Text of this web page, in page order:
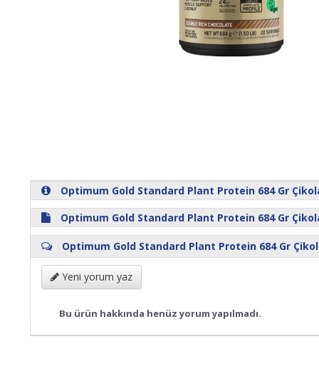
Optimum Gold Standard Plant Protein 684 Gr
Optimum Gold Standard Plant Protein 684 Gr
Optimum Gold Standard Plant Protein 684 Gr
Yeni yorum yaz
Bu ürün hakkında henüz yorum yapılmadı.